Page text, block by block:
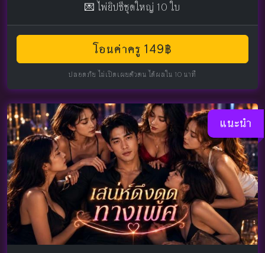
💌 ไพ่ยิปซีชุดใหญ่ 10 ใบ
โอนค่าครู 149฿
ปลอดภัย ไม่เปิดเผยตัวตน ได้ผลใน 10 นาที
แนะนำ